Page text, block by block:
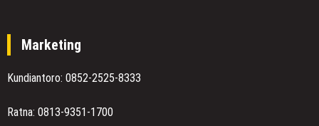
Marketing
Kundiantoro: 0852-2525-8333
Ratna: 0813-9351-1700